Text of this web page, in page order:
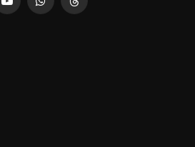
YouTubeWhatsAppThreads